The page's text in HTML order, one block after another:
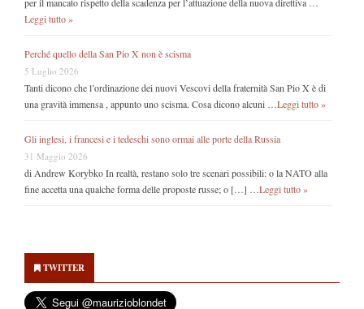
Leggi tutto »
Perché quello della San Pio X non è scisma
5 Luglio 2026
Tanti dicono che l’ordinazione dei nuovi Vescovi della fraternità San Pio X è di
una gravità immensa , appunto uno scisma. Cosa dicono alcuni … Leggi tutto »
Gli inglesi, i francesi e i tedeschi sono ormai alle porte della Russia
31 Maggio 2026
di Andrew Korybko In realtà, restano solo tre scenari possibili: o la NATO alla
fine accetta una qualche forma delle proposte russe; o […] … Leggi tutto »
Sidebar
TWITTER